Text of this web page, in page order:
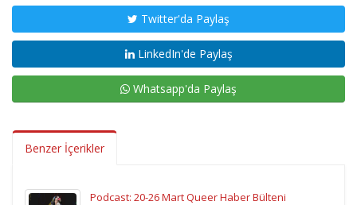
Twitter'da Paylaş
LinkedIn'de Paylaş
Whatsapp'da Paylaş
Benzer İçerikler
Podcast: 20-26 Mart Queer Haber Bülteni